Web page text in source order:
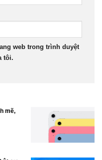
web trong trình duyệt
tôi.
mẽ,